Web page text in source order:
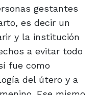
gestantes
es decir un
y la institución
a evitar todo
fue como
del útero y a